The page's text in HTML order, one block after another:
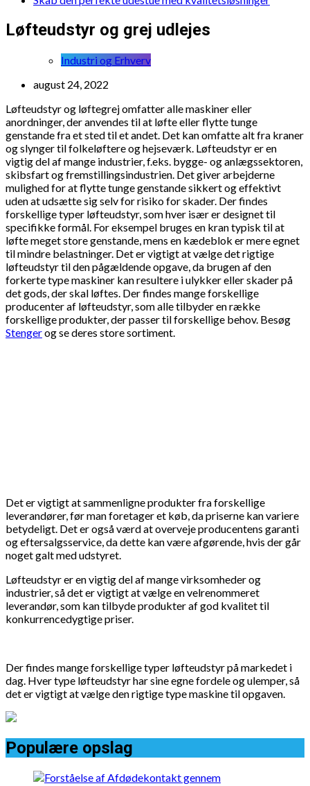
Løfteudstyr og grej udlejes
Industri og Erhverv
august 24, 2022
Løfteudstyr og løftegrej omfatter alle maskiner eller
anordninger, der anvendes til at løfte eller flytte tunge
genstande fra et sted til et andet. Det kan omfatte alt fra kraner
og slynger til folkeløftere og hejseværk. Løfteudstyr er en
vigtig del af mange industrier, f.eks. bygge- og anlægssektoren,
skibsfart og fremstillingsindustrien. Det giver arbejderne
mulighed for at flytte tunge genstande sikkert og effektivt
uden at udsætte sig selv for risiko for skader. Der findes
forskellige typer løfteudstyr, som hver især er designet til
specifikke formål. For eksempel bruges en kran typisk til at
løfte meget store genstande, mens en kædeblok er mere egnet
til mindre belastninger. Det er vigtigt at vælge det rigtige
løfteudstyr til den pågældende opgave, da brugen af den
forkerte type maskiner kan resultere i ulykker eller skader på
det gods, der skal løftes. Der findes mange forskellige
producenter af løfteudstyr, som alle tilbyder en række
forskellige produkter, der passer til forskellige behov. Besøg
Stengerog se deres store sortiment.
Det er vigtigt at sammenligne produkter fra forskellige
leverandører, før man foretager et køb, da priserne kan variere
betydeligt. Det er også værd at overveje producentens garanti
og eftersalgsservice, da dette kan være afgørende, hvis der går
noget galt med udstyret.
Løfteudstyr er en vigtig del af mange virksomheder og
industrier, så det er vigtigt at vælge en velrenommeret
leverandør, som kan tilbyde produkter af god kvalitet til
konkurrencedygtige priser.
Der findes mange forskellige typer løfteudstyr på markedet i
dag. Hver type løfteudstyr har sine egne fordele og ulemper, så
det er vigtigt at vælge den rigtige type maskine til opgaven.
Populære opslag